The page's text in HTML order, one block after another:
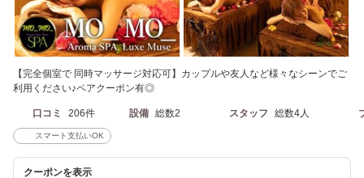
【完全個室で 同時マッサージ対応可】カップルや友人など様々なシーンでご
利用ください♪ペアクーポン有◎
口コミ 206件 設備 総数2 スタッフ 総数4人
スマート支払いOK
クーポンを表示